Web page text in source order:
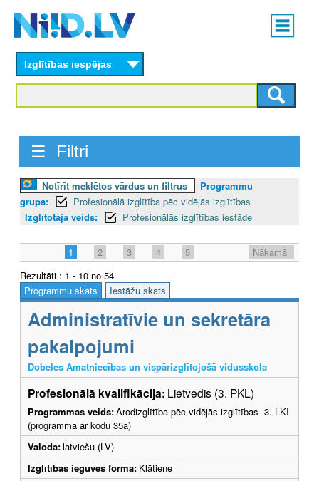
content
Main
menu
Izglītības iespējas
☰ Filtri
Notīrīt meklētos vārdus un filtrus
Programmu
grupa:
Profesionālā izglītība pēc vidējās izglītības
Izglītotāja veids:
Profesionālās izglītības iestāde
1 2 3 4 5
Nākamā
Rezultāti : 1 - 10 no 54
Programmu skats
Iestāžu skats
Administratīvie un sekretāra
pakalpojumi
Dobeles Amatniecības un vispārizglītojošā vidusskola
Profesionālā kvalifikācija: Lietvedis (3. PKL)
Programmas veids:Arodizglītība pēc vidējās izglītības -3. LKI
(programma ar kodu 35a)
Valoda:latviešu (LV)
Izglītības ieguves forma: Klātiene